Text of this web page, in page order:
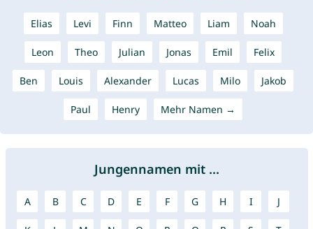
Elias Levi Finn Matteo Liam Noah
Leon Theo Julian Jonas Emil Felix
Ben Louis Alexander Lucas Milo Jakob
Paul Henry Mehr Namen →
Jungennamen mit ...
A B C D E F G H I J